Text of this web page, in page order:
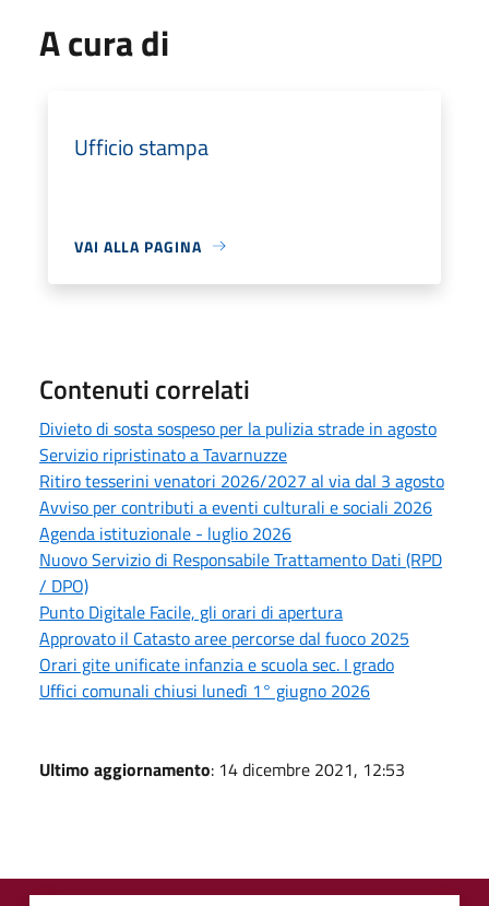
A cura di
Ufficio stampa
VAI ALLA PAGINA
Contenuti correlati
Divieto di sosta sospeso per la pulizia strade in agosto
Servizio ripristinato a Tavarnuzze
Ritiro tesserini venatori 2026/2027 al via dal 3 agosto
Avviso per contributi a eventi culturali e sociali 2026
Agenda istituzionale - luglio 2026
Nuovo Servizio di Responsabile Trattamento Dati (RPD
/ DPO)
Punto Digitale Facile, gli orari di apertura
Approvato il Catasto aree percorse dal fuoco 2025
Orari gite unificate infanzia e scuola sec. I grado
Uffici comunali chiusi lunedì 1° giugno 2026
Ultimo aggiornamento: 14 dicembre 2021, 12:53